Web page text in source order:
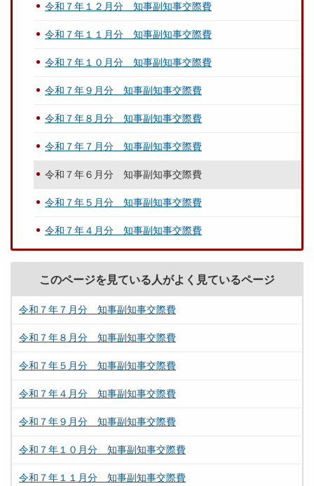
令和７年１２月分 知事副知事交際費
令和７年１１月分 知事副知事交際費
令和７年１０月分 知事副知事交際費
令和７年９月分 知事副知事交際費
令和７年８月分 知事副知事交際費
令和７年７月分 知事副知事交際費
令和７年６月分 知事副知事交際費
令和７年５月分 知事副知事交際費
令和７年４月分 知事副知事交際費
このページを見ている人がよく見ているページ
令和７年７月分 知事副知事交際費
令和７年８月分 知事副知事交際費
令和７年５月分 知事副知事交際費
令和７年４月分 知事副知事交際費
令和７年９月分 知事副知事交際費
令和７年１０月分 知事副知事交際費
令和７年１１月分 知事副知事交際費